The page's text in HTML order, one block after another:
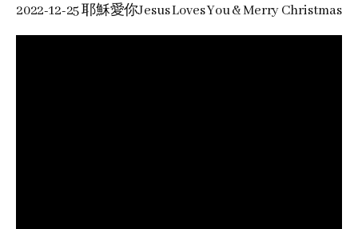
2022-12-25 耶穌愛你Jesus Loves You & Merry Christmas